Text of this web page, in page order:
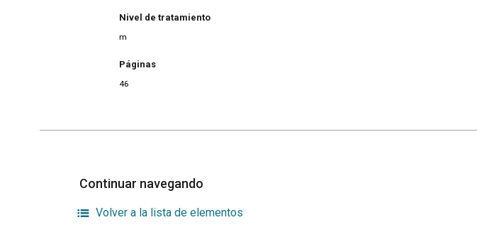
Nivel de tratamiento
m
Páginas
46
Continuar navegando
Volver a la lista de elementos